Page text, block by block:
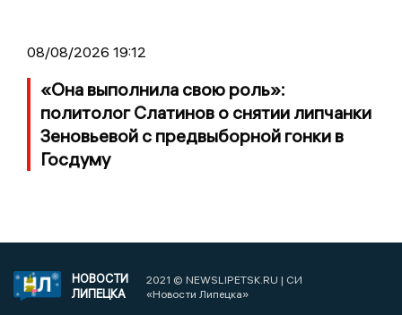
08/08/2026 19:12
«Она выполнила свою роль»:
политолог Слатинов о снятии липчанки
Зеновьевой с предвыборной гонки в
Госдуму
НОВОСТИ
ЛИПЕЦКА
2021 © NEWSLIPETSK.RU | СИ
«Новости Липецка»